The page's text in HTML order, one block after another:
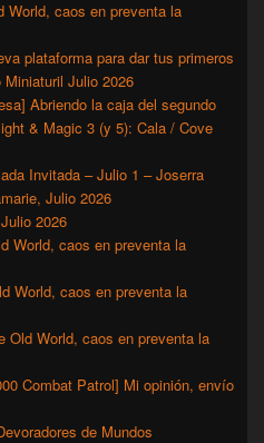
World, caos en preventa la
plataforma para dar tus primeros
Miniaturil Julio 2026
Abriendo la caja del segundo
& Magic 3 (y 5): Cala / Cove
Invitada – Julio 1 – Joserra
Julio 2026
2026
World, caos en preventa la
World, caos en preventa la
Old World, caos en preventa la
Combat Patrol] Mi opinión, envío
de Mundos